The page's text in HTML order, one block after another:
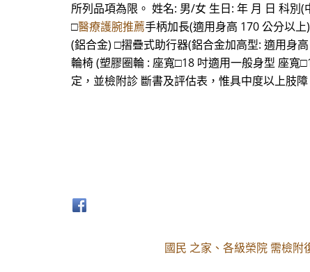
所列品項為限。 姓名: 男/女 生日: 年 月 日 科
□醫療護腕推薦手柄加長(適用身高 170 公分以
(鋁合金) □摺疊式助行器(鋁合金加高型: 適用身
輪椅 (塑膠圈輪 : 座寬□18 吋適用一般身型 座寬
定，並檢附診 斷書及評估表，惟具中度以上肢
國民 之家、各級榮院 需檢